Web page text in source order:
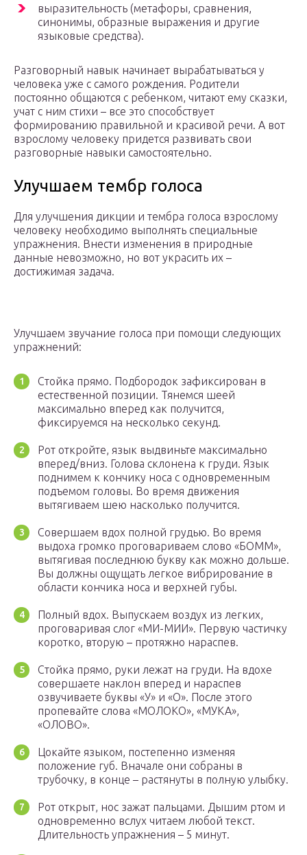
выразительность (метафоры, сравнения,
синонимы, образные выражения и другие
языковые средства).
Разговорный навык начинает вырабатываться у
человека уже с самого рождения. Родители
постоянно общаются с ребенком, читают ему сказки,
учат с ним стихи – все это способствует
формированию правильной и красивой речи. А вот
взрослому человеку придется развивать свои
разговорные навыки самостоятельно.
Улучшаем тембр голоса
Для улучшения дикции и тембра голоса взрослому
человеку необходимо выполнять специальные
упражнения. Внести изменения в природные
данные невозможно, но вот украсить их –
достижимая задача.
Улучшаем звучание голоса при помощи следующих
упражнений:
Стойка прямо. Подбородок зафиксирован в
естественной позиции. Тянемся шеей
максимально вперед как получится,
фиксируемся на несколько секунд.
Рот откройте, язык выдвиньте максимально
вперед/вниз. Голова склонена к груди. Язык
поднимем к кончику носа с одновременным
подъемом головы. Во время движения
вытягиваем шею насколько получится.
Совершаем вдох полной грудью. Во время
выдоха громко проговариваем слово «БОММ»,
вытягивая последнюю букву как можно дольше.
Вы должны ощущать легкое вибрирование в
области кончика носа и верхней губы.
Полный вдох. Выпускаем воздух из легких,
проговаривая слог «МИ-МИИ». Первую частичку
коротко, вторую – протяжно нараспев.
Стойка прямо, руки лежат на груди. На вдохе
совершаете наклон вперед и нараспев
озвучиваете буквы «У» и «О». После этого
пропевайте слова «МОЛОКО», «МУКА»,
«ОЛОВО».
Цокайте языком, постепенно изменяя
положение губ. Вначале они собраны в
трубочку, в конце – растянуты в полную улыбку.
Рот открыт, нос зажат пальцами. Дышим ртом и
одновременно вслух читаем любой текст.
Длительность упражнения – 5 минут.